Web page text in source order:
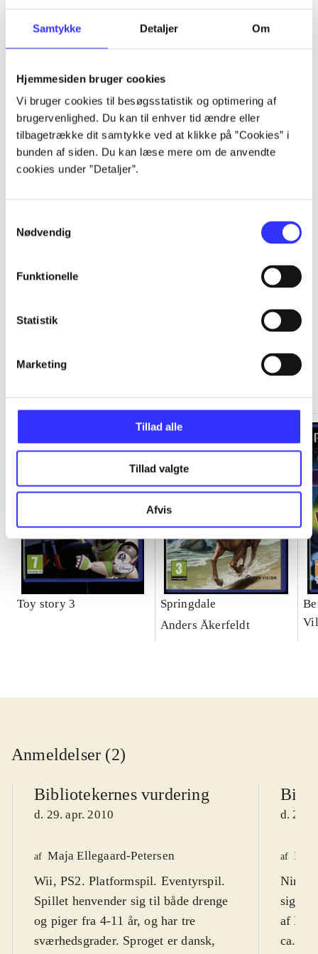
Samtykke Detaljer Om
Hjemmesiden bruger cookies
Vi bruger cookies til besøgsstatistik og optimering af
brugervenlighed. Du kan til enhver tid ændre eller
tilbagetrække dit samtykke ved at klikke på ”Cookies” i
bunden af siden. Du kan læse mere om de anvendte
cookies under ”Detaljer”.
Nødvendig
Funktionelle
Statistik
Marketing
Tillad alle
Tillad valgte
Afvis
Artikler
Alle registrerede artikler fordelt på udgivelser
...
...
...
Toy story 3
Springdale
Anders Åkerfeldt
Anmeldelser (2)
Bibliotekernes vurdering
d. 29. apr. 2010
af Maja Ellegaard-Petersen
Wii, PS2. Platformspil. Eventyrspil.
Spillet henvender sig til både drenge
og piger fra 4-11 år, og har tre
sværhedsgrader. Sproget er dansk,
d. 20.
af
sigter
af
ca. 4-5 år. Nordiske